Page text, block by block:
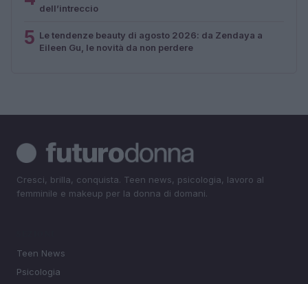
dell’intreccio
5 Le tendenze beauty di agosto 2026: da Zendaya a
Eileen Gu, le novità da non perdere
Cresci, brilla, conquista. Teen news, psicologia, lavoro al
femminile e makeup per la donna di domani.
Teen News
Psicologia